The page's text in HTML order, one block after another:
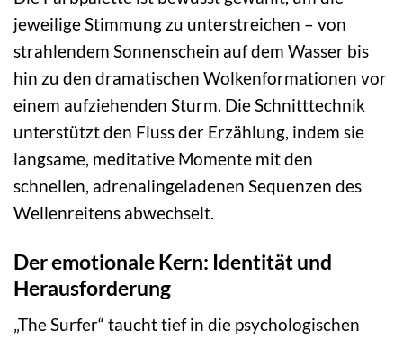
jeweilige Stimmung zu unterstreichen – von
strahlendem Sonnenschein auf dem Wasser bis
hin zu den dramatischen Wolkenformationen vor
einem aufziehenden Sturm. Die Schnitttechnik
unterstützt den Fluss der Erzählung, indem sie
langsame, meditative Momente mit den
schnellen, adrenalingeladenen Sequenzen des
Wellenreitens abwechselt.
Der emotionale Kern: Identität und
Herausforderung
„The Surfer“ taucht tief in die psychologischen